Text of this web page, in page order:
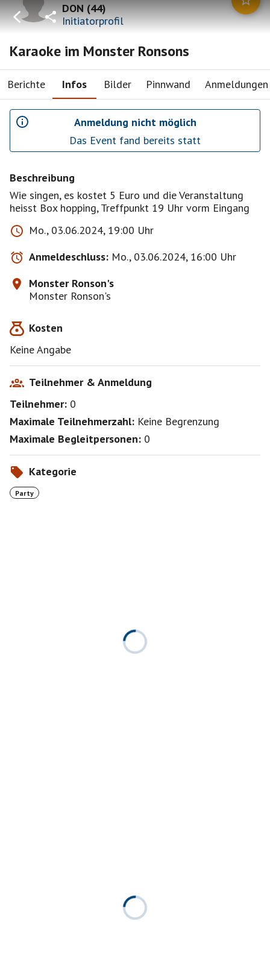
DON(44)
Initiatorprofil
Karaoke im Monster Ronsons
Berichte Infos Bilder Pinnwand Anmeldungen
Anmeldung nicht möglich
Das Event fand bereits statt
Beschreibung
Wie singen, es kostet 5 Euro und die Veranstaltung
heisst Box hopping, Treffpunkt 19 Uhr vorm Eingang
Mo., 03.06.2024, 19:00 Uhr
Anmeldeschluss: Mo., 03.06.2024, 16:00 Uhr
Monster Ronson's
Monster Ronson's
Kosten
Keine Angabe
Teilnehmer & Anmeldung
Teilnehmer: 0
Maximale Teilnehmerzahl: Keine Begrenzung
Maximale Begleitpersonen: 0
Kategorie
Party